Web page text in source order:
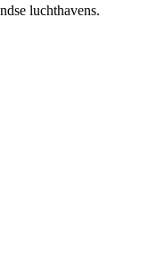
luchthavens.